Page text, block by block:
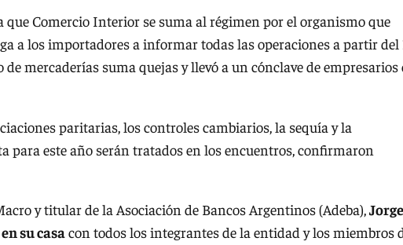
Comercio Interior se suma al régimen por el organismo que
a los importadores a informar todas las operaciones a partir del
mercaderías suma quejas y llevó a un cónclave de empresarios
paritarias, los controles cambiarios, la sequía y la
para este año serán tratados en los encuentros, confirmaron
y titular de la Asociación de Bancos Argentinos (Adeba),Jorge
en su casacon todos los integrantes de la entidad y los miembros